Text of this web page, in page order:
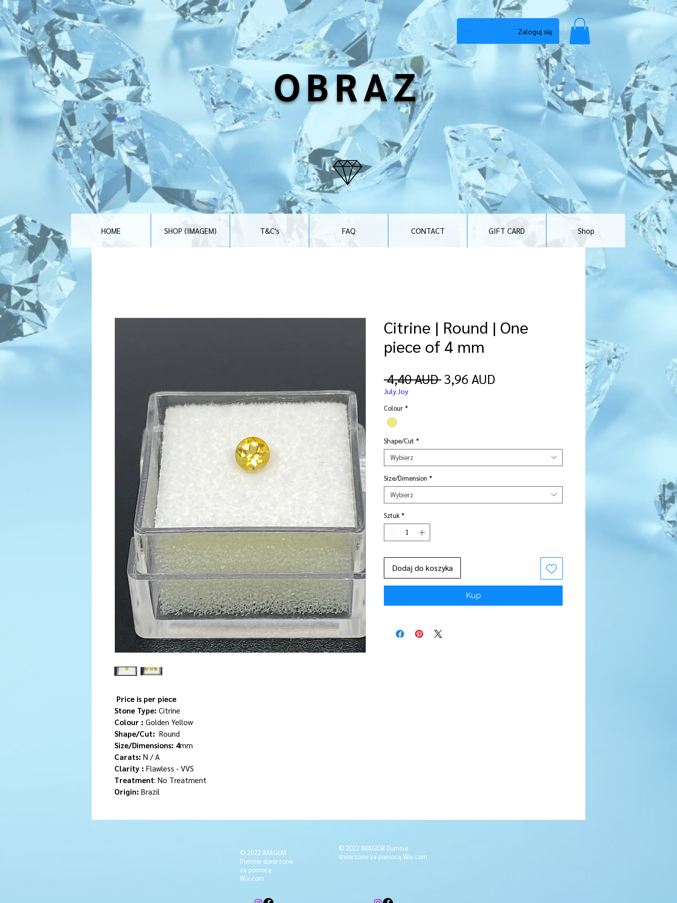
Zaloguj się
OBRAZ
HOME SHOP (IMAGEM) T&C's FAQ CONTACT GIFT CARD Shop
Price is per piece
Stone Type: Citrine
Colour : Golden Yellow
Shape/Cut: Round
Size/Dimensions: 4mm
Carats: N / A
Clarity : Flawless - VVS
Treatment: No Treatment
Origin: Brazil
Citrine | Round | One
piece of 4 mm
4,40 AUD Regularna
3,96 AUD
July Joy
Colour *
Shape/Cut *
Wybierz
Size/Dimension *
Wybierz
Sztuk *
Dodaj do koszyka
Kup
© 2022 IMAGEM
Dumnie stworzone
za pomocą
Wix.com
© 2022 IMAGEM Dumnie
stworzone za pomocą Wix.com